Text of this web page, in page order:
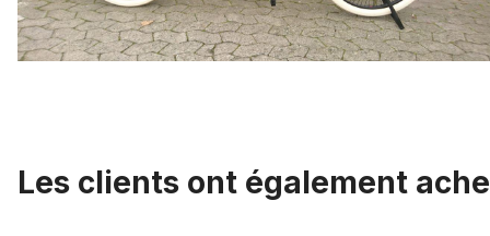
Les clients ont également